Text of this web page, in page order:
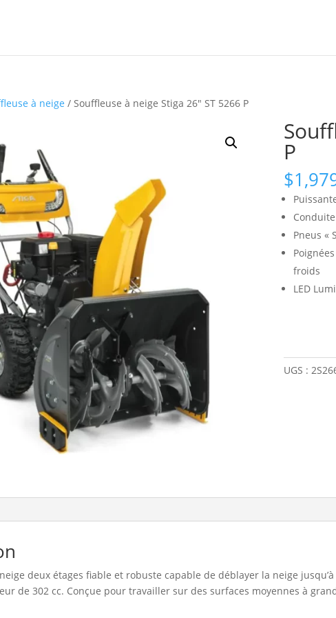
à neige / Souffleuse à neige Stiga 26″ ST 5266 P
P
$
Pneus «
froids
LED
UGS :
deux étages fiable et robuste capable de déblayer la neige
de 302 cc. Conçue pour travailler sur des surfaces moyennes à